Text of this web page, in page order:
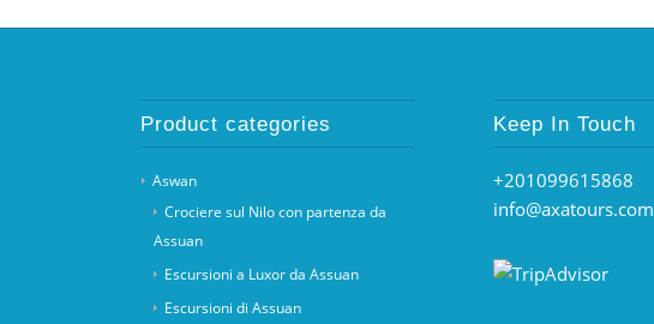
Product categories
Aswan
Crociere sul Nilo con partenza da
Assuan
Escursioni a Luxor da Assuan
Escursioni di Assuan
Keep In Touch
+201099615868
info@axatours.com